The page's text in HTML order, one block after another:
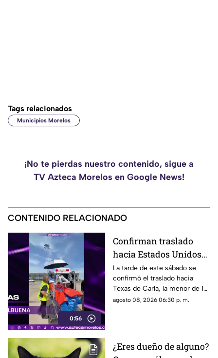
Tags relacionados
Municipios Morelos
¡No te pierdas nuestro contenido, sigue a
TV Azteca Morelos en Google News!
CONTENIDO RELACIONADO
0:56
Confirman traslado
hacia Estados Unidos
de menor que sufrió
quemadura en la
explosión de gas LP en
Cuernavaca
La tarde de este sábado se
confirmó el traslado hacia
Texas de Carla, la menor de 15
años que resultó gravemente
agosto 08, 2026 06:30 p. m.
¿Eres dueño de alguno?